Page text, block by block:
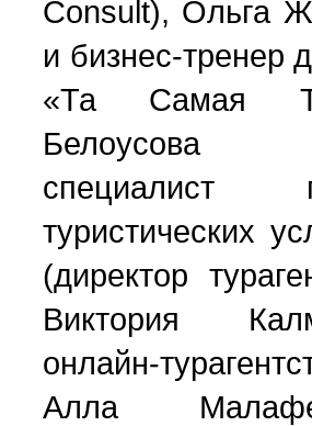
Consult), Ольга
и бизнес-тренер
«Та Самая
специалист
туристических
(директор
Виктория
онлайн-
Алла